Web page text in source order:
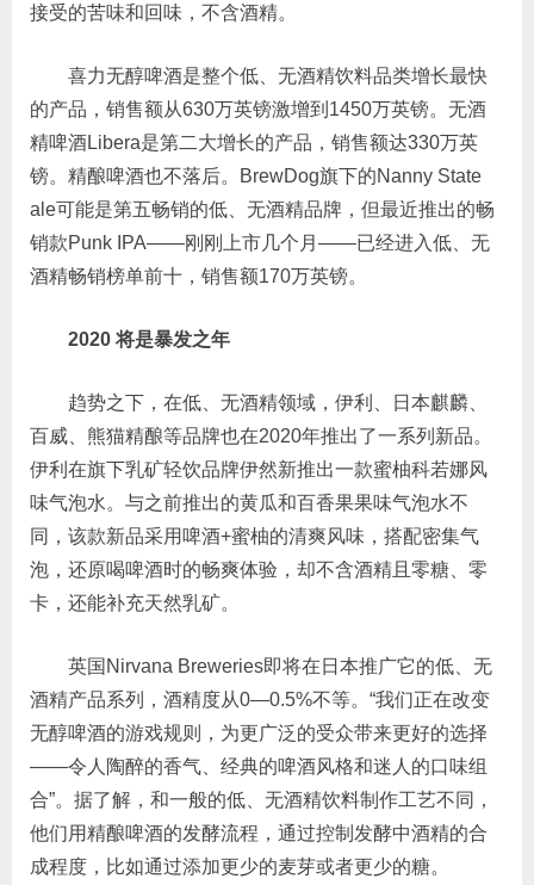
接受的苦味和回味，不含酒精。
喜力无醇啤酒是整个低、无酒精饮料品类增长最快
的产品，销售额从630万英镑激增到1450万英镑。无酒
精啤酒Libera是第二大增长的产品，销售额达330万英
镑。精酿啤酒也不落后。BrewDog旗下的Nanny State
ale可能是第五畅销的低、无酒精品牌，但最近推出的畅
销款Punk IPA——刚刚上市几个月——已经进入低、无
酒精畅销榜单前十，销售额170万英镑。
2020 将是暴发之年
趋势之下，在低、无酒精领域，伊利、日本麒麟、
百威、熊猫精酿等品牌也在2020年推出了一系列新品。
伊利在旗下乳矿轻饮品牌伊然新推出一款蜜柚科若娜风
味气泡水。与之前推出的黄瓜和百香果果味气泡水不
同，该款新品采用啤酒+蜜柚的清爽风味，搭配密集气
泡，还原喝啤酒时的畅爽体验，却不含酒精且零糖、零
卡，还能补充天然乳矿。
英国Nirvana Breweries即将在日本推广它的低、无
酒精产品系列，酒精度从0—0.5%不等。“我们正在改变
无醇啤酒的游戏规则，为更广泛的受众带来更好的选择
——令人陶醉的香气、经典的啤酒风格和迷人的口味组
合”。据了解，和一般的低、无酒精饮料制作工艺不同，
他们用精酿啤酒的发酵流程，通过控制发酵中酒精的合
成程度，比如通过添加更少的麦芽或者更少的糖。